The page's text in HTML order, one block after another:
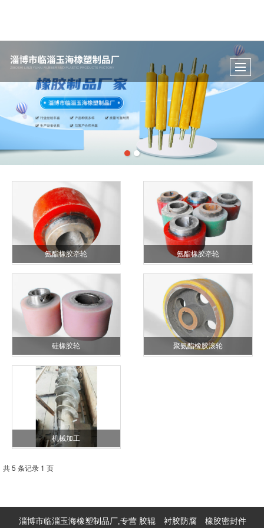
氨酯橡胶牵轮 氨酯橡胶牵轮
硅橡胶轮 聚氨酯橡胶滚轮
机械加工
共 5 条记录 1 页
淄博市临淄玉海橡塑制品厂,专营 胶辊 衬胶防腐 橡胶密封件